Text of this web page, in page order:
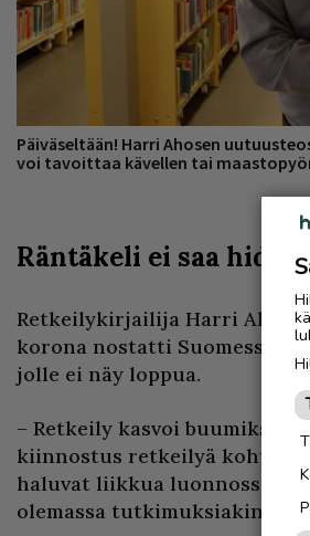
Päiväseltään! Harri Ahosen
voi tavoittaa kävellen tai
Räntäkeli ei saa
Retkeilykirjailija Harri
korona nostatti Suomessa
jolle ei näy loppua.
– Retkeily kasvoi buumiksi
kiinnostus retkeilyä kohtaan
haluvat liikkua luonnossa,
olemassa tutkimuksiakin.